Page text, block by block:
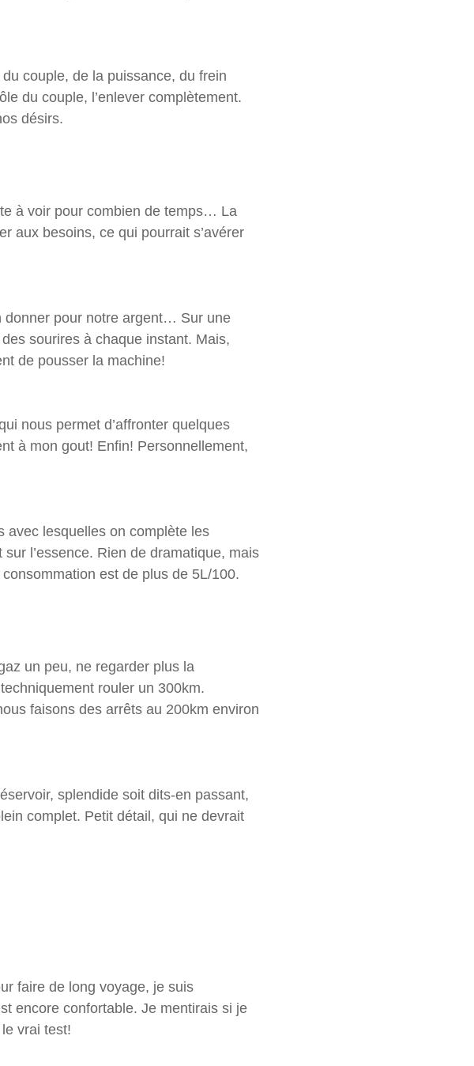
couple, de la puissance, du frein
du couple, l’enlever complètement.
désirs.
à voir pour combien de temps… La
aux besoins, ce qui pourrait s’avérer
donner pour notre argent… Sur une
sourires à chaque instant. Mais,
de pousser la machine!
nous permet d’affronter quelques
à mon gout! Enfin! Personnellement,
avec lesquelles on complète les
l’essence. Rien de dramatique, mais
est de plus de 5L/100.
un peu, ne regarder plus la
rouler un 300km.
faisons des arrêts au 200km environ
splendide soit dits-en passant,
complet. Petit détail, qui ne devrait
faire de long voyage, je suis
encore confortable. Je mentirais si je
vrai test!